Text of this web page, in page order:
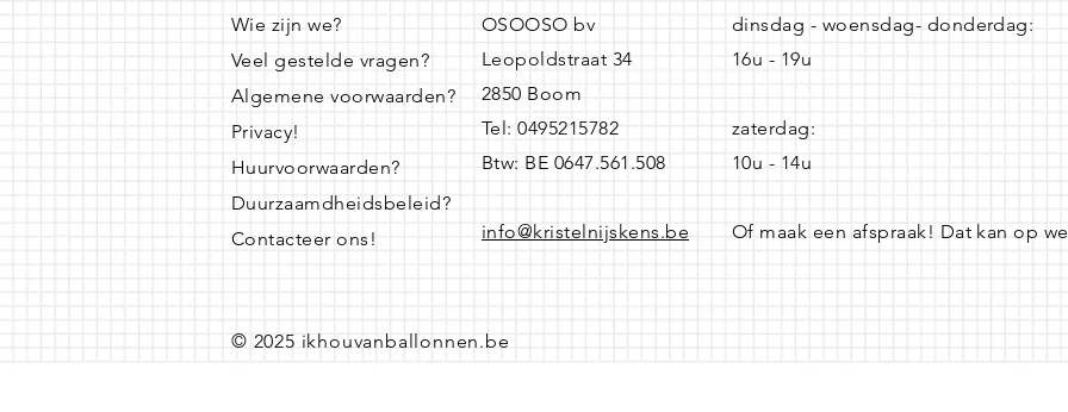
Wie zijn we?
Veel gestelde vragen?
Algemene voorwaarden?
Privacy!
Huurvoorwaarden?
Duurzaamdheidsbeleid?
Contacteer ons!
OSOOSO bv
Leopoldstraat 34
2850 Boom
Tel: 0495215782
Btw: BE 0647.561.508
info@kristelnijskens.be
dinsdag - woensdag- donderdag:
16u - 19u
zaterdag:
10u - 14u
Of maak een afspraak! Dat kan op
© 2025 ikhouvanballonnen.be